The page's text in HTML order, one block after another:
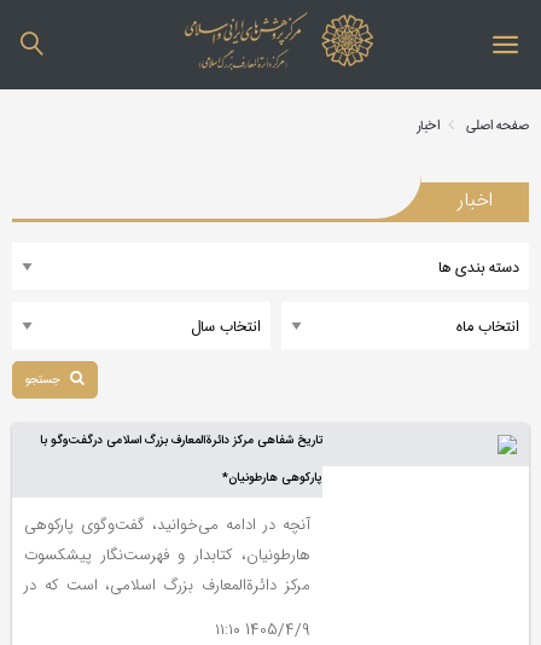
صفحه اصلی اخبار
اخبار
تاریخ شفاهی مرکز دائرةالمعارف بزرگ اسلامی درگفت‌وگو با
پارکوهی هارطونیان*
آنچه در ادامه می‌خوانید، گفت‌وگوی پارکوهی
هارطونیان، کتابدار و فهرست‌نگار پیشکسوت
مرکز دائرة‌المعارف بزرگ اسلامی، است که در
1405/4/9 ۱۱:۱۰